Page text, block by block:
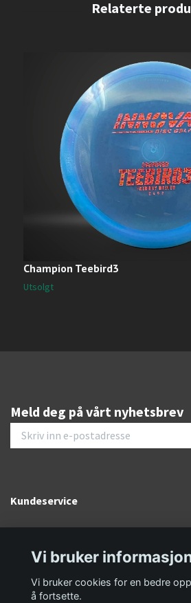
Champion Teebird3
Utsolgt
Meld deg på vårt nyhetsbrev
Kundeservice
Sosiale medier
Vi bruker
Vi bruker cookies for en bedre
å fortsette.